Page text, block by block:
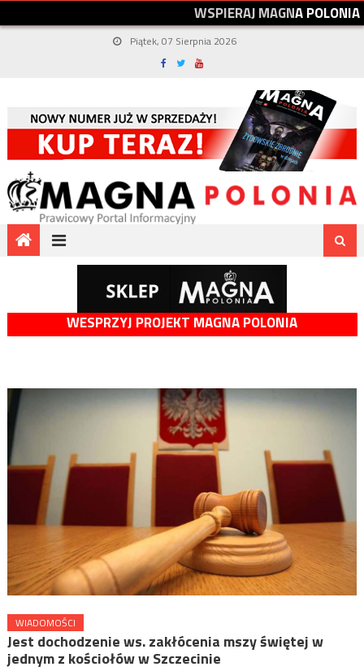
WSPIERAJMAGNAPOLONIA
Piątek, 07 Sierpnia 2026
WESPRZYJ PROJEKT MAGNA POLONIA
WIADOMOŚCI
Jest dochodzenie ws. zakłócenia mszy świętej w
jednym z kościołów w Szczecinie